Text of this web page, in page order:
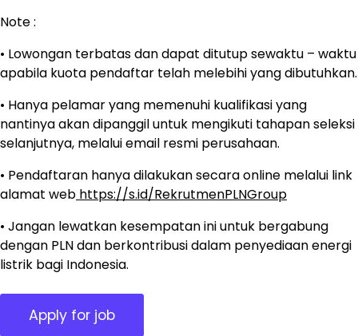
Note :
• Lowongan terbatas dan dapat ditutup sewaktu – waktu
apabila kuota pendaftar telah melebihi yang dibutuhkan.
• Hanya pelamar yang memenuhi kualifikasi yang
nantinya akan dipanggil untuk mengikuti tahapan seleksi
selanjutnya, melalui email resmi perusahaan.
• Pendaftaran hanya dilakukan secara online melalui link
alamat web https://s.id/RekrutmenPLNGroup
• Jangan lewatkan kesempatan ini untuk bergabung
dengan PLN dan berkontribusi dalam penyediaan energi
listrik bagi Indonesia.